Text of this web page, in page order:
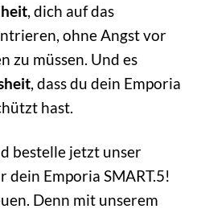
, dich auf das
ohne Angst vor
zu müssen. Und es
, dass du dein Emporia
hast.
bestelle jetzt unser
dein Emporia SMART.5!
Denn mit unserem